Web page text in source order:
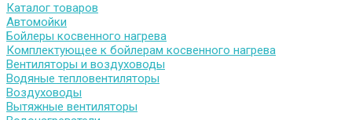
Каталог товаров
Автомойки
Бойлеры косвенного нагрева
Комплектующее к бойлерам косвенного нагрева
Вентиляторы и воздуховоды
Водяные тепловентиляторы
Воздуховоды
Вытяжные вентиляторы